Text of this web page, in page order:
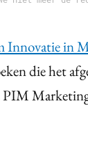
Innovatie in
die het
PIM